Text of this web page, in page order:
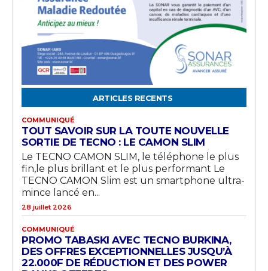
ARTICLES RECENTS
COMMUNIQUÉ
TOUT SAVOIR SUR LA TOUTE NOUVELLE
SORTIE DE TECNO : LE CAMON SLIM
Le TECNO CAMON SLIM, le téléphone le plus
fin,le plus brillant et le plus performant Le
TECNO CAMON Slim est un smartphone ultra-
mince lancé en...
28 juillet 2026
COMMUNIQUÉ
PROMO TABASKI AVEC TECNO BURKINA,
DES OFFRES EXCEPTIONNELLES JUSQU’À
22.000F DE RÉDUCTION ET DES POWER